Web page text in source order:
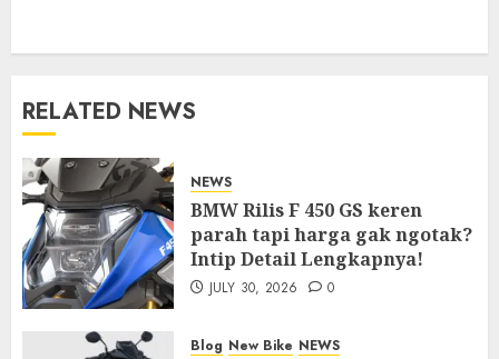
RELATED NEWS
NEWS
BMW Rilis F 450 GS keren
parah tapi harga gak ngotak?
Intip Detail Lengkapnya!
JULY 30, 2026 0
Blog New Bike NEWS